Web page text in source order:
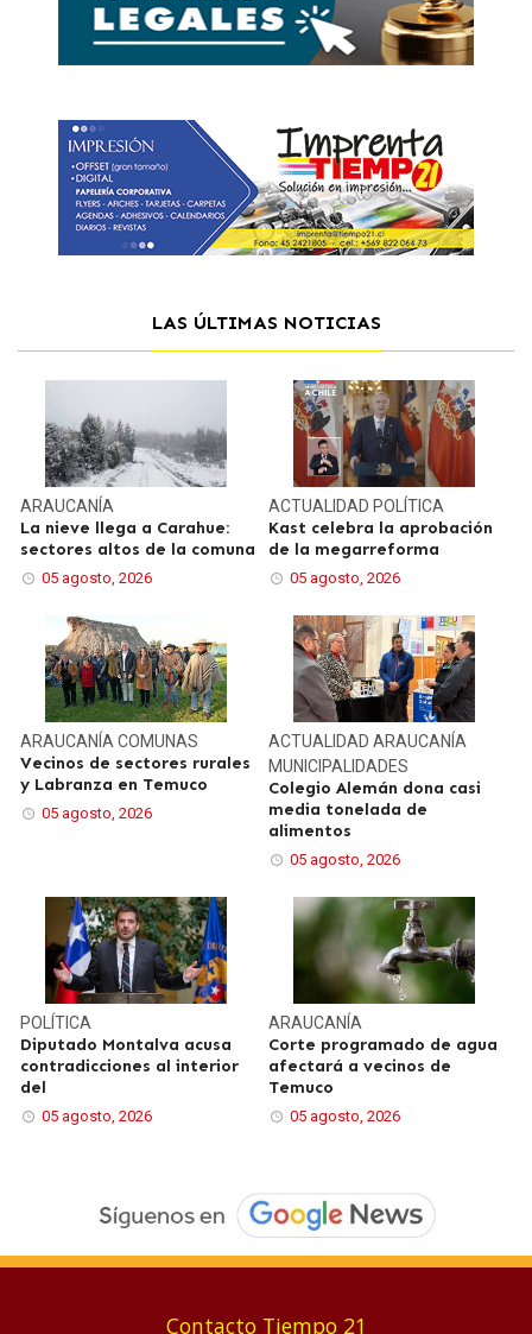
LAS ÚLTIMAS NOTICIAS
ARAUCANÍA
La nieve llega a Carahue:
sectores altos de la comuna
05 agosto, 2026
ACTUALIDAD POLÍTICA
Kast celebra la aprobación
de la megarreforma
05 agosto, 2026
ARAUCANÍACOMUNAS
Vecinos de sectores rurales
y Labranza en Temuco
05 agosto, 2026
ACTUALIDAD ARAUCANÍA
MUNICIPALIDADES
Colegio Alemán dona casi
media tonelada de
alimentos
05 agosto, 2026
POLÍTICA
Diputado Montalva acusa
contradicciones al interior
del
05 agosto, 2026
ARAUCANÍA
Corte programado de agua
afectará a vecinos de
Temuco
05 agosto, 2026
Contacto Tiempo 21